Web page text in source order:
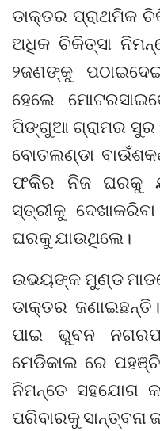
ଡାକ୍ତର ପ୍ରାଥମିକ
ଅଧିକ ଚିକିତ୍ସା
୨ଜଣଙ୍କୁ
ହେଲେ
ପିଙ୍ଗୁଆ ଗ୍ରାମର ସୁର
ବୋତଲଣ୍ଡା
ଫକିର ନିଜ ଘରକୁ
ସ୍ତ୍ରୀକୁ
ଘରକୁ ଯାଉଥିଲେ।
ଉଭୟଙ୍କ ମୁଣ୍ଡ
ଡାକ୍ତର
ପାଇ ଭୁବନ
ମେଡିକାଲ ରେ
ନିମନ୍ତେ ସହଯୋଗ
ପରିବାରକୁ ସାନ୍ତ୍ବନା